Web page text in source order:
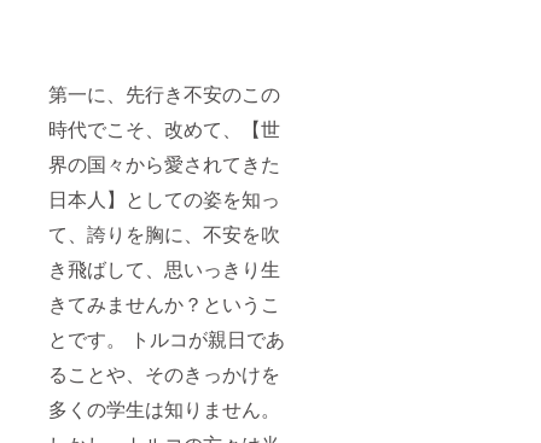
第一に、先行き不安のこの
時代でこそ、改めて、【世
界の国々から愛されてきた
日本人】としての姿を知っ
て、誇りを胸に、不安を吹
き飛ばして、思いっきり生
きてみませんか？というこ
とです。 トルコが親日であ
ることや、そのきっかけを
多くの学生は知りません。